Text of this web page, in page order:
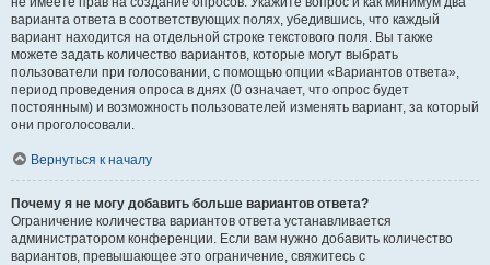
варианта ответа в соответствующих полях, убедившись, что каждый
вариант находится на отдельной строке текстового поля. Вы также
можете задать количество вариантов, которые могут выбрать
пользователи при голосовании, с помощью опции «Вариантов ответа»,
период проведения опроса в днях (0 означает, что опрос будет
постоянным) и возможность пользователей изменять вариант, за который
они проголосовали.
Вернуться к началу
Почему я не могу добавить больше вариантов ответа?
Ограничение количества вариантов ответа устанавливается
администратором конференции. Если вам нужно добавить количество
вариантов, превышающее это ограничение, свяжитесь с